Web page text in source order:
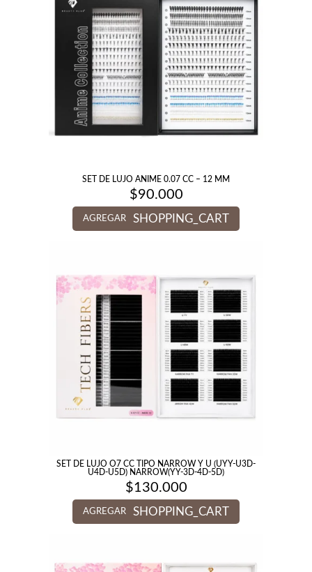
SET DE LUJO ANIME 0.07 CC – 12 MM
$90.000
AGREGAR SHOPPING_CART
SET DE LUJO O7 CC TIPO NARROW Y U (UYY-U3D-
U4D-U5D) NARROW(YY-3D-4D-5D)
$130.000
AGREGAR SHOPPING_CART